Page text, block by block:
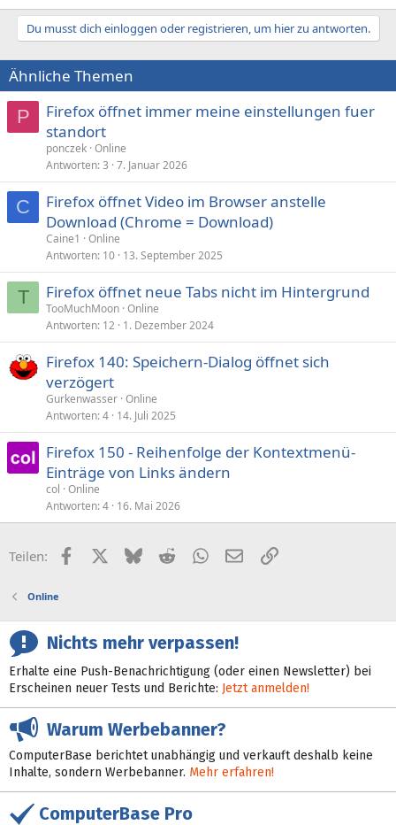
Du musst dich einloggen oder registrieren, um hier zu antworten.
Ähnliche Themen
P
Firefox öffnet immer meine einstellungen fuer
standort
ponczek Online
Antworten 3 7. Januar 2026
C
Firefox öffnet Video im Browser anstelle
Download (Chrome = Download)
Caine1
Online
Antworten 10 13. September 2025
T Firefox öffnet neue Tabs nicht im Hintergrund
TooMuchMoon Online
Antworten 12 1. Dezember 2024
Firefox 140: Speichern-Dialog öffnet sich
verzögert
Gurkenwasser Online
Antworten 4 14. Juli 2025
Firefox 150 - Reihenfolge der Kontextmenü-
Einträge von Links ändern
col Online
Antworten 4 16. Mai 2026
Teilen: FacebookX (Twitter)
BlueskyRedditWhatsApp
E-MailLink
Online
Nichts mehr verpassen!
Erhalte eine Push-Benachrichtigung (oder einen Newsletter) bei
Erscheinen neuer Tests und Berichte: Jetzt anmelden!
Warum Werbebanner?
ComputerBase berichtet unabhängig und verkauft deshalb keine
Inhalte, sondern Werbebanner. Mehr erfahren!
ComputerBase Pro